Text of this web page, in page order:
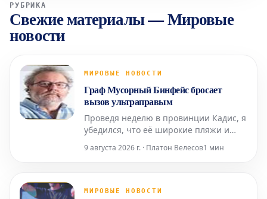
РУБРИКА
Свежие материалы—Мировые
новости
МИРОВЫЕ НОВОСТИ
Граф Мусорный Бинфейс бросает
вызов ультраправым
Проведя неделю в провинции Кадис, я
убедился, что её широкие пляжи и
сравнение со средиземноморским
там, благодаря океанским бризам,
9 августа 2026 г. · Платон Велесов1 мин
МИРОВЫЕ НОВОСТИ